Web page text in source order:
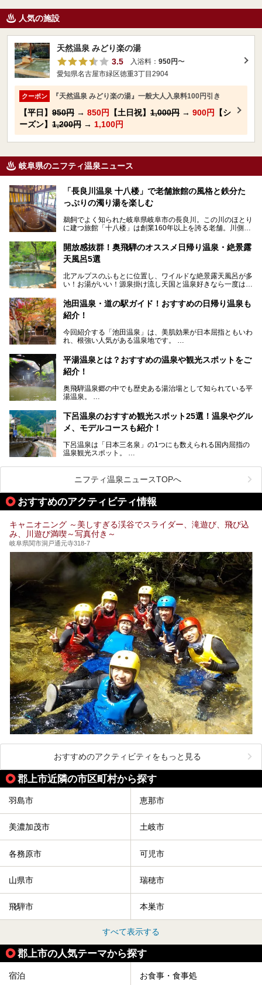
人気の施設
天然温泉 みどり楽の湯
3.5
入浴料： 950円〜
愛知県名古屋市緑区徳重3丁目2904
クーポン 『天然温泉 みどり楽の湯』一般大人入泉料100円引き
【平日】 950円 → 850円 【土日祝】 1,000円 → 900円
【シ
ーズン】 1,200円 → 1,100円
岐阜県のニフティ温泉ニュース
「長良川温泉 十八楼」で老舗旅館の風格と鉄分た
っぷりの濁り湯を楽しむ
鵜飼でよく知られた岐阜県岐阜市の長良川。この川のほとり
に建つ旅館「十八楼」は創業160年以上を誇る老舗。川側の
濁り湯で、地産地消にこだわった食事も定評があります。
そして大浴場は日帰り入浴もできるんですよ。泊まりでも日
岐阜の手仕事に触れる旅とともに楽しんでみてはいかがでし
ょう！
───
提供元：岐阜県【PR】
この記事は岐阜県のPR記事です。
開放感抜群！奥飛騨のオススメ日帰り温泉・絶景露
天風呂5選
北アルプスのふもとに位置し、ワイルドな絶景露天風呂が多
い！お湯がいい！源泉掛け流し天国と温泉好きなら一度は行
「平湯温泉」「福地温泉」「新平湯温泉」「栃尾温泉」「新
穂高温泉」と5つの温泉地を総称して奥飛騨温泉郷と呼びま
風呂を5ヶ所ご紹介したいと思います。いずれも素晴らしい
温泉ですよ！
池田温泉・道の駅ガイド！おすすめの日帰り温泉も
紹介！
今回紹介する「池田温泉」は、美肌効果が日本屈指ともいわ
れ、根強い人気がある温泉地です。
温泉旅として利用することができます。
池田温泉には道の駅があるなど、温泉、観光、買い物と、さ
そんな池田温泉の魅力を詳しく紹介していきます！
平湯温泉とは？おすすめの温泉や観光スポットをご
紹介！
奥飛騨温泉郷の中でも歴史ある湯治場として知られている平
湯温泉。
らの利用客も増え、ますます賑わいを見せています。そこで
今回は、平湯温泉の観光スポットとおすすめの温泉施設を紹
介します。気になる温泉をぜひチェックしてみてください。
下呂温泉のおすすめ観光スポット25選！温泉やグル
メ、モデルコースも紹介！
下呂温泉は「日本三名泉」の1つにも数えられる国内屈指の
温泉観光スポット。
のグルメを楽しんだり、周辺にある名所にも足を伸ばしたり
したいもの。
本記事では、下呂温泉エリアにあるおすすめの観光スポット
をご紹介するとともに散策する際のモデルコースもご提案。
下呂温泉観光をたっぷりとガイドします！
ニフティ温泉ニュースTOPへ
おすすめのアクティビティ情報
キャニオニング ～美しすぎる渓谷でスライダー、滝遊び、飛び込
み、川遊び満喫～写真付き～
岐阜県関市洞戸通元寺318-7
おすすめのアクティビティをもっと見る
郡上市近隣の市区町村から探す
羽島市 恵那市
美濃加茂市 土岐市
各務原市 可児市
山県市 瑞穂市
飛騨市 本巣市
すべて表示する
郡上市の人気テーマから探す
宿泊 お食事・食事処